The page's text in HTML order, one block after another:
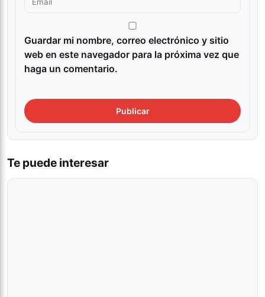
Guardar mi nombre, correo electrónico y sitio
web en este navegador para la próxima vez que
haga un comentario.
Te puede interesar